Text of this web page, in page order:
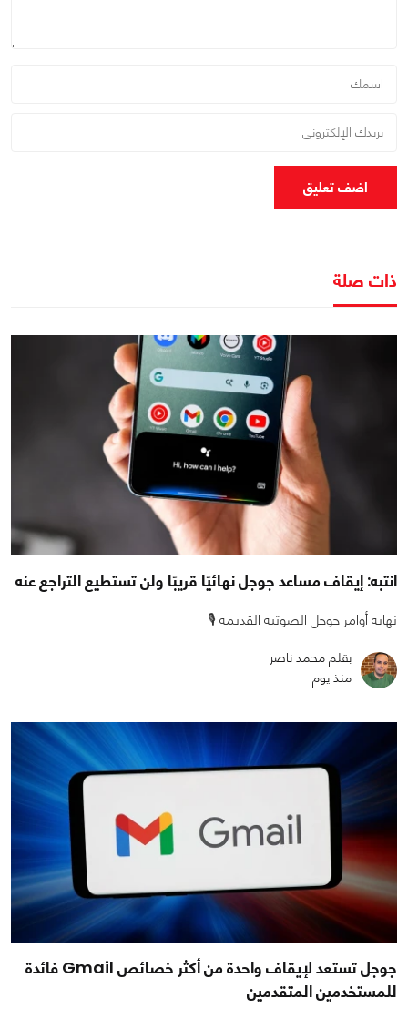
اضف تعليق
ذات صلة
انتبه: إيقاف مساعد جوجل نهائيًا قريبًا ولن تستطيع التراجع عنه
نهاية أوامر جوجل الصوتية القديمة 🎙️
بقلم محمد ناصر
منذ يوم
جوجل تستعد لإيقاف واحدة من أكثر خصائص Gmail فائدة
للمستخدمين المتقدمين